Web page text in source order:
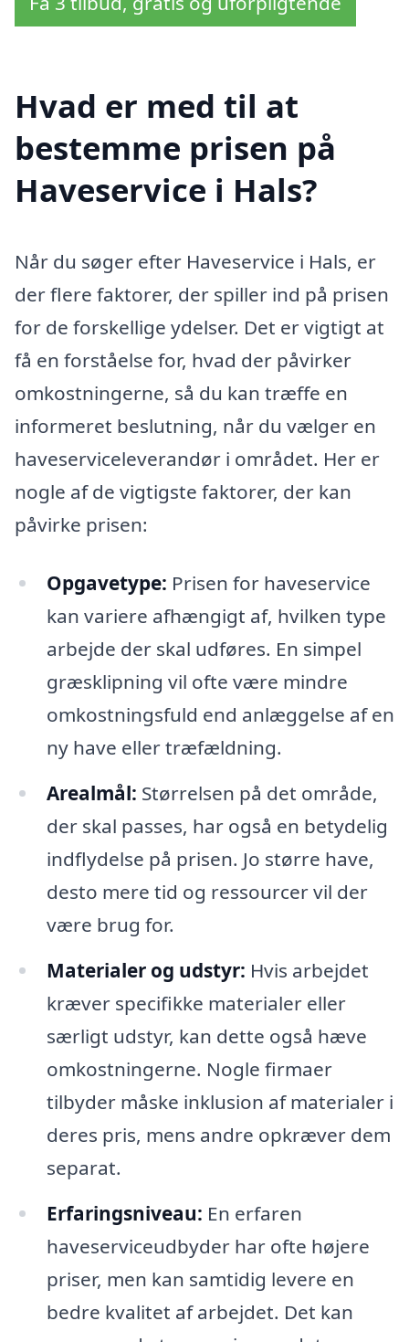
Hvad er med til at
bestemme prisen på
Haveservice i Hals?
Når du søger efter Haveservice i Hals, er
der flere faktorer, der spiller ind på prisen
for de forskellige ydelser. Det er vigtigt at
få en forståelse for, hvad der påvirker
omkostningerne, så du kan træffe en
informeret beslutning, når du vælger en
haveserviceleverandør i området. Her er
nogle af de vigtigste faktorer, der kan
påvirke prisen:
Opgavetype: Prisen for haveservice
kan variere afhængigt af, hvilken type
arbejde der skal udføres. En simpel
græsklipning vil ofte være mindre
omkostningsfuld end anlæggelse af en
ny have eller træfældning.
Arealmål: Størrelsen på det område,
der skal passes, har også en betydelig
indflydelse på prisen. Jo større have,
desto mere tid og ressourcer vil der
være brug for.
Materialer og udstyr: Hvis arbejdet
kræver specifikke materialer eller
særligt udstyr, kan dette også hæve
omkostningerne. Nogle firmaer
tilbyder måske inklusion af materialer i
deres pris, mens andre opkræver dem
separat.
Erfaringsniveau: En erfaren
haveserviceudbyder har ofte højere
priser, men kan samtidig levere en
bedre kvalitet af arbejdet. Det kan